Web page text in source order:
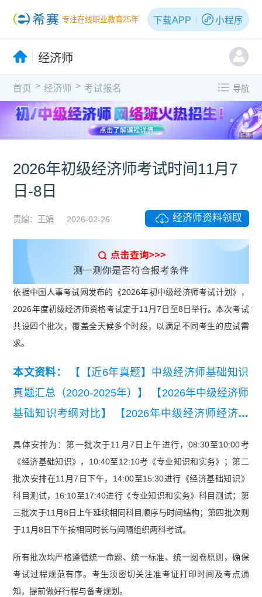
专注在线职业教育25年 下载APP 小程序
经济师
首页 > 经济师 > 考试报名 导航
广告
2026年初级经济师考试时间11月7
日-8日
责编：王娟 2026-02-26 经济师资料领取
依据中国人事考试网发布的《2026年初中级经济师考试计划》，
2026年度初级经济师资格考试定于11月7日至8日举行。本次考试
共设四个批次，覆盖全天候多个时段，以满足不同考生的应试需
求。
本文资料：
【【近6年真题】中级经济师基础知识
真题汇总（2020-2025年）】
【2026年中级经济师
基础知识考纲对比】
【2026年中级经济师经济基
源各章节母题汇总】
【2026年中级经济师《工商
管理》学习进度规划打卡表】 【初级经济师考试历
年真题汇总（2018-2024年）】
具体安排为：第一批次于11月7日上午进行，08:30至10:00考
《经济基础知识》，10:40至12:10考《专业知识和实务》；第二
批次安排在11月7日下午，14:00至15:30进行《经济基础知识》
科目测试，16:10至17:40进行《专业知识和实务》科目测试；第
三批次于11月8日上午延续相同科目顺序与时间结构；第四批次则
于11月8日下午按相同时长与间隔组织两科考试。
所有批次均严格遵循统一命题、统一标准、统一阅卷原则，确保
考试过程规范有序。考生须密切关注准考证打印时间及考点通
知，提前做好行程与备考规划。